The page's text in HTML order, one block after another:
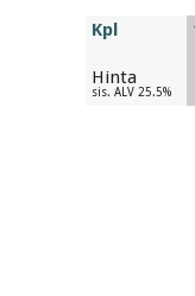
Kpl
Hinta
sis. ALV 25.5%